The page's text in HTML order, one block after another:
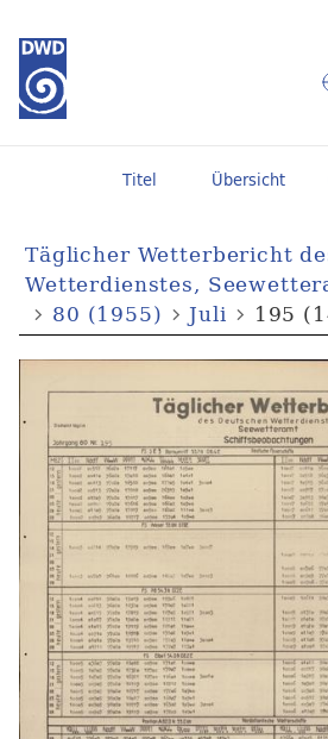
Titel Übersicht
Täglicher Wetterbericht
Wetterdienstes,
80 (1955)
Juli 195